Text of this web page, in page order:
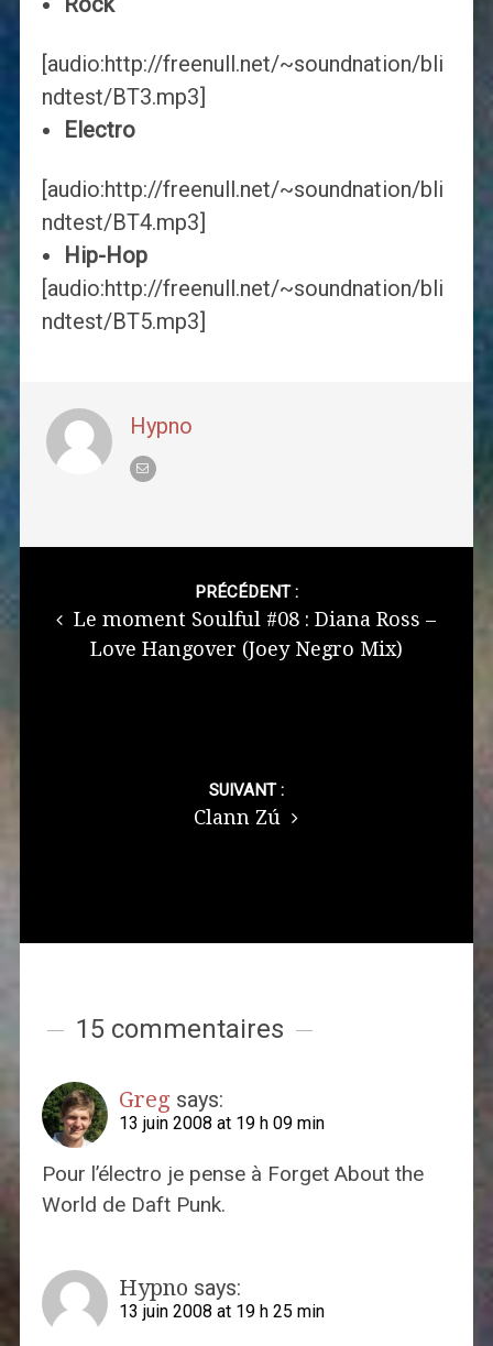
[audio:http://freenull.net/~soundnation/bli
ndtest/BT3.mp3]
Electro
[audio:http://freenull.net/~soundnation/bli
ndtest/BT4.mp3]
Hip-Hop
[audio:http://freenull.net/~soundnation/bli
ndtest/BT5.mp3]
Hypno
PRÉCÉDENT :
Le moment Soulful #08 : Diana Ross –
Love Hangover (Joey Negro Mix)
SUIVANT :
Clann Zú
15 commentaires
Greg says:
13 juin 2008 at 19 h 09 min
Pour l’électro je pense à Forget About the
World de Daft Punk.
Hypno says:
13 juin 2008 at 19 h 25 min